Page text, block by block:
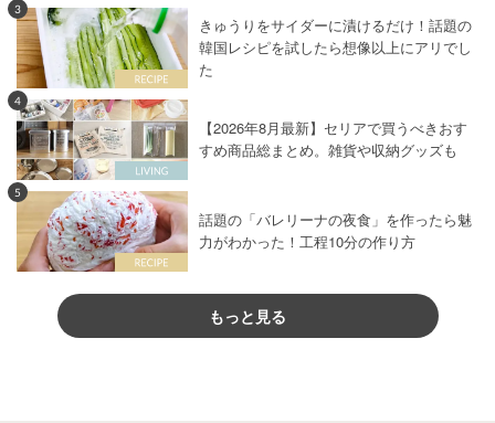
3
きゅうりをサイダーに漬けるだけ！話題の
韓国レシピを試したら想像以上にアリでし
た
4
【2026年8月最新】セリアで買うべきおす
すめ商品総まとめ。雑貨や収納グッズも
5
話題の「バレリーナの夜食」を作ったら魅
力がわかった！工程10分の作り方
もっと見る